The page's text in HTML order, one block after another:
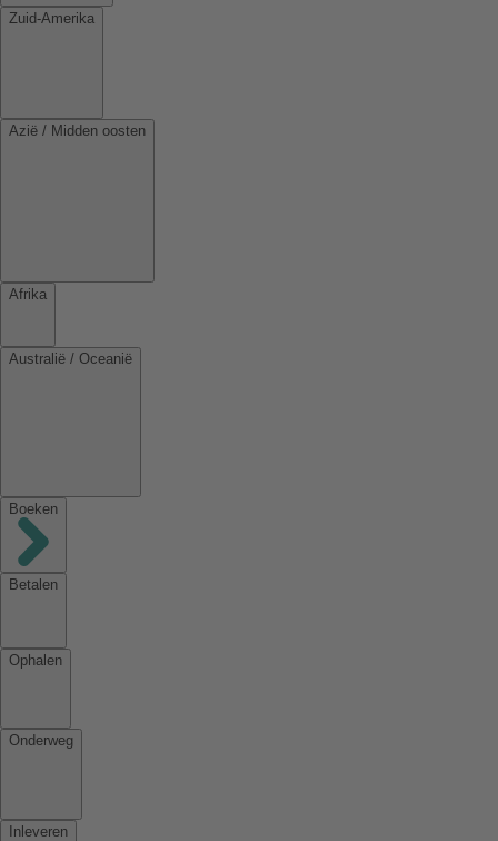
Zuid-Amerika
Azië / Midden oosten
Afrika
Australië / Oceanië
Boeken
Betalen
Ophalen
Onderweg
Inleveren